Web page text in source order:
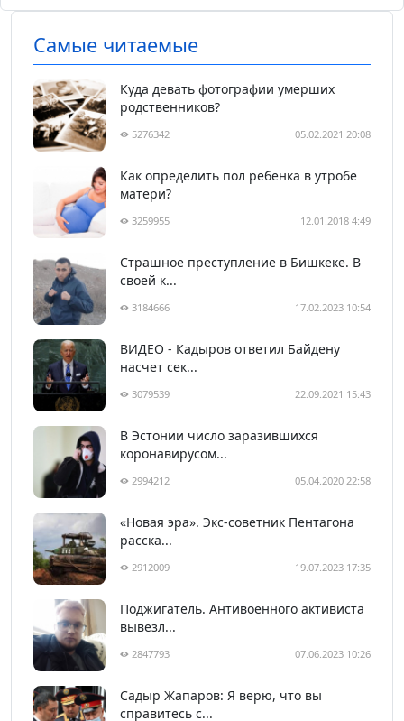
Самые читаемые
Куда девать фотографии умерших
родственников?
5276342 05.02.2021 20:08
Как определить пол ребенка в утробе
матери?
3259955 12.01.2018 4:49
Страшное преступление в Бишкеке. В
своей к...
3184666 17.02.2023 10:54
ВИДЕО - Кадыров ответил Байдену
насчет сек...
3079539 22.09.2021 15:43
В Эстонии число заразившихся
коронавирусом...
2994212 05.04.2020 22:58
«Новая эра». Экс-советник Пентагона
расска...
2912009 19.07.2023 17:35
Поджигатель. Антивоенного активиста
вывезл...
2847793 07.06.2023 10:26
Садыр Жапаров: Я верю, что вы
справитесь с...